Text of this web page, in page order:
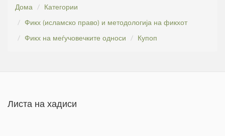
Дома
Категории
Фикх (исламско право) и методологија на фикхот
Фикх на меѓучовечките односи
Купоп
Листа на хадиси